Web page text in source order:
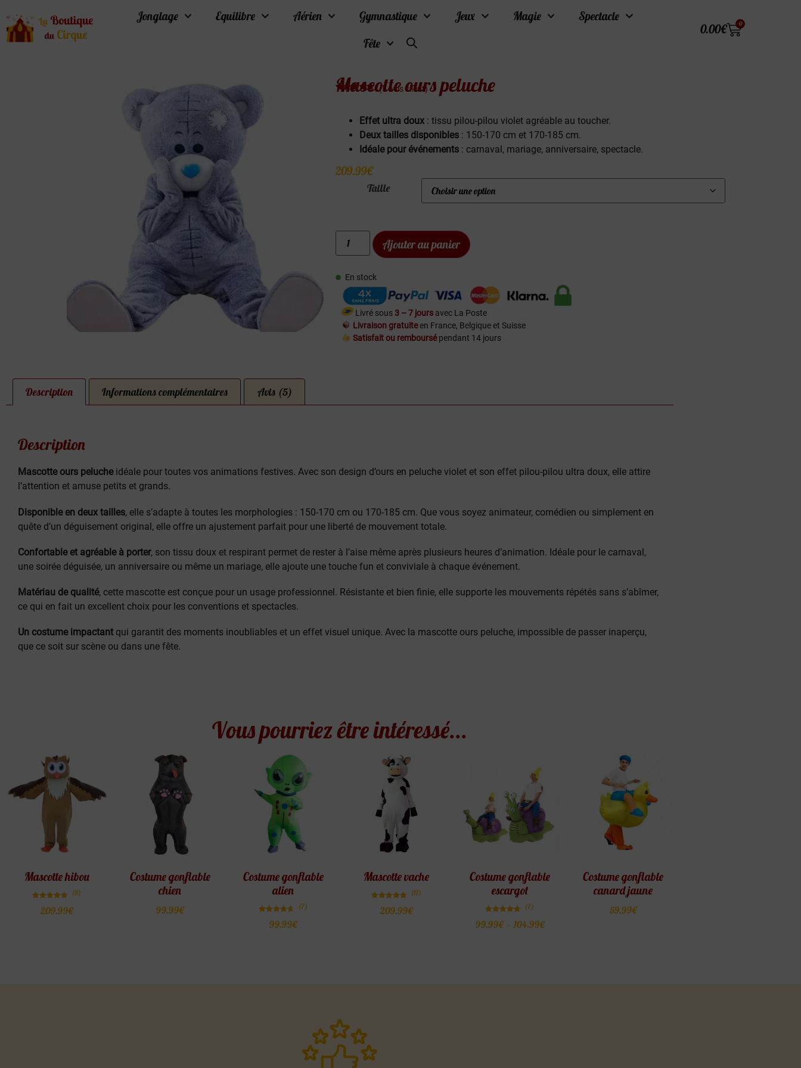
Jonglage Equilibre Aérien Gymnastique Jeux Magie
Spectacle
Fête
0.00€ 0
Mascotte ours peluche
notations
(5avis client)
Effet ultra doux: tissu pilou-pilou violet agréable au toucher.
Deux tailles disponibles: 150-170 cm et 170-185 cm.
Idéale pour événements: carnaval, mariage, anniversaire, spectacle.
209.99€
Taille
Ajouter au panier
En stock
Livré sous 3 – 7 jours avec La Poste
Livraison gratuiteen France, Belgique et Suisse
Satisfait ou remboursépendant 14 jours
Description Informations complémentaires Avis (5)
Description
Mascotte ours pelucheidéale pour toutes vos animations festives. Avec son design d’ours en peluche violet et son effet pilou-pilou ultra doux, elle attire
l’attention et amuse petits et grands.
Disponible en deux tailles, elle s’adapte à toutes les morphologies : 150-170 cm ou 170-185 cm. Que vous soyez animateur, comédien ou simplement en
quête d’un déguisement original, elle offre un ajustement parfait pour une liberté de mouvement totale.
Confortable et agréable à porter, son tissu doux et respirant permet de rester à l’aise même après plusieurs heures d’animation. Idéale pour le carnaval,
une soirée déguisée, un anniversaire ou même un mariage, elle ajoute une touche fun et conviviale à chaque événement.
Matériau de qualité, cette mascotte est conçue pour un usage professionnel. Résistante et bien finie, elle supporte les mouvements répétés sans s’abîmer,
ce qui en fait un excellent choix pour les conventions et spectacles.
Un costume impactant qui garantit des moments inoubliables et un effet visuel unique. Avec la mascotte ours peluche, impossible de passer inaperçu,
que ce soit sur scène ou dans une fête.
Vous pourriez être intéressé...
Mascotte hibou
4.80
(5)
209.99€
Costume gonflable
chien
99.99€
Costume gonflable
alien
4.57
(7)
99.99€
Mascotte vache
4.91
(11)
209.99€
Costume gonflable
escargot
4.71
(7)
99.99€ – 104.99€
Costume gonflable
canard jaune
59.99€